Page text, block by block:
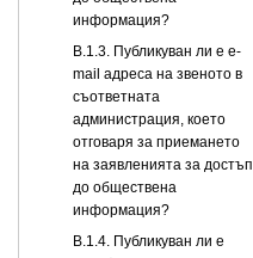
информация?
В.1.3. Публикуван ли е e-
mail адреса на звеното в
съответната
администрация, което
отговаря за приемането
на заявленията за достъп
до обществена
информация?
В.1.4. Публикуван ли е